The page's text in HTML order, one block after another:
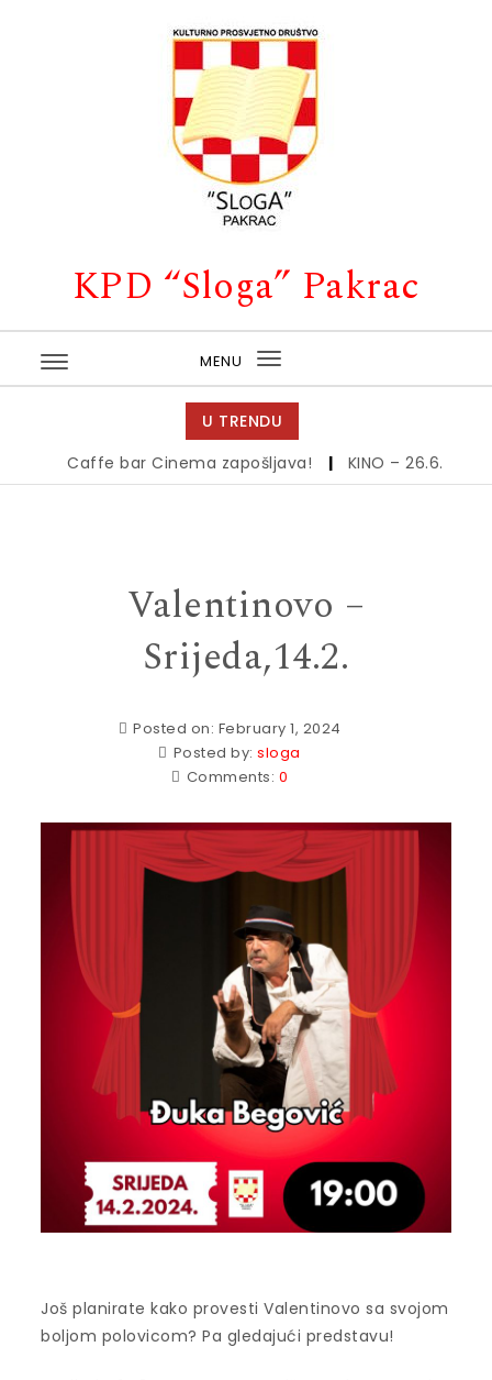
KPD “Sloga” Pakrac
MENU
Toggle
navigation
U TRENDU
Caffe bar Cinema zapošljava! | KINO – 26.6. |
Valentinovo –
Srijeda,14.2.
Posted on: February 1, 2024
Posted by:sloga
Comments: 0
Još planirate kako provesti Valentinovo sa svojom
boljom polovicom? Pa gledajući predstavu!